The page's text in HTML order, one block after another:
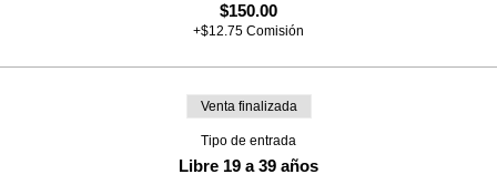
$150.00
+$12.75 Comisión
Venta finalizada
Tipo de entrada
Libre 19 a 39 años